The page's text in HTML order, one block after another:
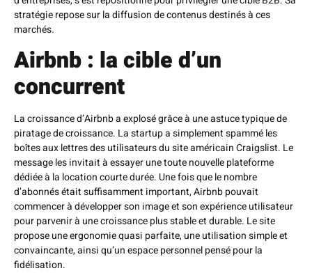
stratégie repose sur la diffusion de contenus destinés à ces
marchés.
Airbnb : la cible d’un
concurrent
La croissance d’Airbnb a explosé grâce à une astuce typique de
piratage de croissance. La startup a simplement spammé les
boîtes aux lettres des utilisateurs du site américain Craigslist. Le
message les invitait à essayer une toute nouvelle plateforme
dédiée à la location courte durée. Une fois que le nombre
d’abonnés était suffisamment important, Airbnb pouvait
commencer à développer son image et son expérience utilisateur
pour parvenir à une croissance plus stable et durable. Le site
propose une ergonomie quasi parfaite, une utilisation simple et
convaincante, ainsi qu’un espace personnel pensé pour la
fidélisation.